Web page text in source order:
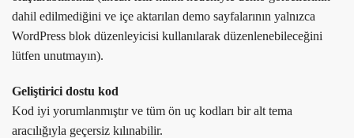
dahil edilmediğini ve içe aktarılan demo sayfalarının yalnızca
WordPress blok düzenleyicisi kullanılarak düzenlenebileceğini
lütfen unutmayın).
Geliştirici dostu kod
Kod iyi yorumlanmıştır ve tüm ön uç kodları bir alt tema
aracılığıyla geçersiz kılınabilir.